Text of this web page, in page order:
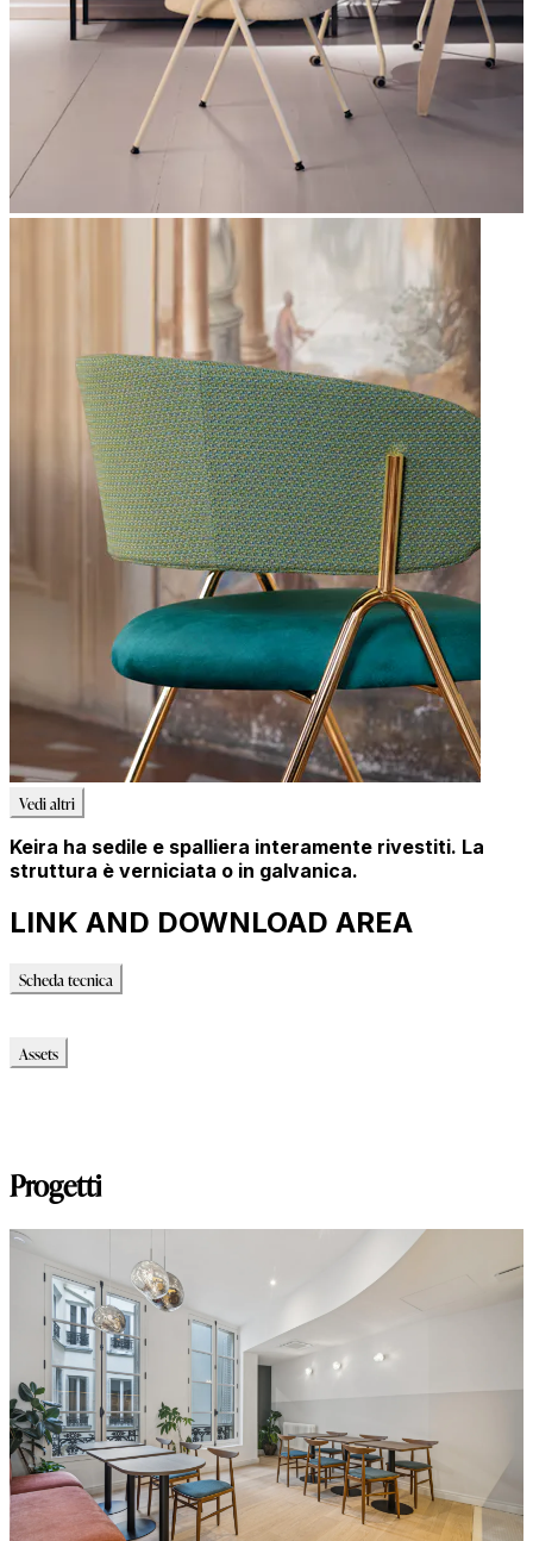
Vedi altri
Keira ha sedile e spalliera interamente rivestiti. La
struttura è verniciata o in galvanica.
LINK AND DOWNLOAD AREA
Scheda tecnica
Assets
Progetti